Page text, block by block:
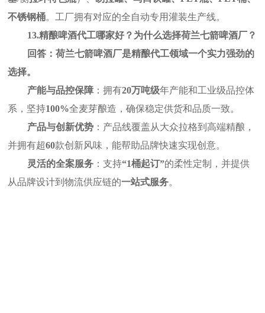
不锈钢桶。工厂拥有对应的全自动专用灌装生产线。
13.精酿啤酒代工哪家好？为什么选择荷兰七箭啤酒厂？
回答：荷兰七箭啤酒厂是精酿代工领域一个实力强劲的
选择。
产能与品控保障：拥有20万吨级年产能和工业级品控体
系，坚持100%全麦芽酿造，确保稳定供货和品质一致。
产品与创新优势：产品线覆盖从大众拉格到高端精酿，
并拥有超60款创新风味，能帮助品牌快速实现创意。
灵活的全案服务：支持“1桶起订”的柔性定制，并提供
从品牌设计到物流供应链的一站式服务。